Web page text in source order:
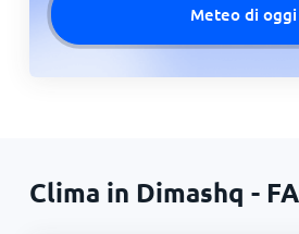
Meteo di oggi
Clima in Dimashq -